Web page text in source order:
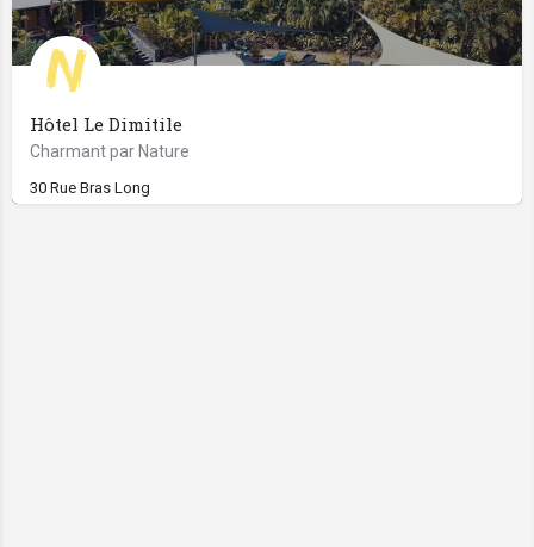
Hôtel Le Dimitile
Charmant par Nature
30 Rue Bras Long